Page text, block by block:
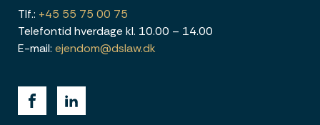
Tlf.: +45 55 75 00 75
Telefontid hverdage kl. 10.00 – 14.00
E-mail: ejendom@dslaw.dk